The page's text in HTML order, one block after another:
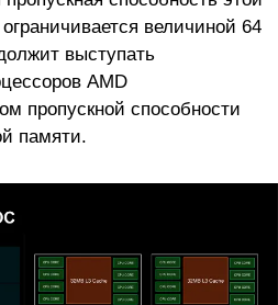
величиной 64
выступать
AMD
пропускной способности
памяти.